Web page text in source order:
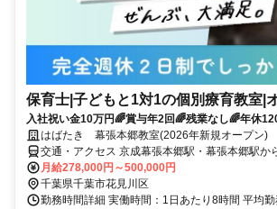
保育士|子どもと1対1の個別療育教室|
入社祝い金10万円🌈賞与年2回🌈残業なし🌈年休
はばたき 幕張本郷教室(2026年新規オープン)
交通・アクセス 京成幕張本郷駅・幕張本郷駅か
月給278,000円～500,000円
千葉県千葉市花見川区
勤務時間詳細 実働時間：1日あたり8時間 平均